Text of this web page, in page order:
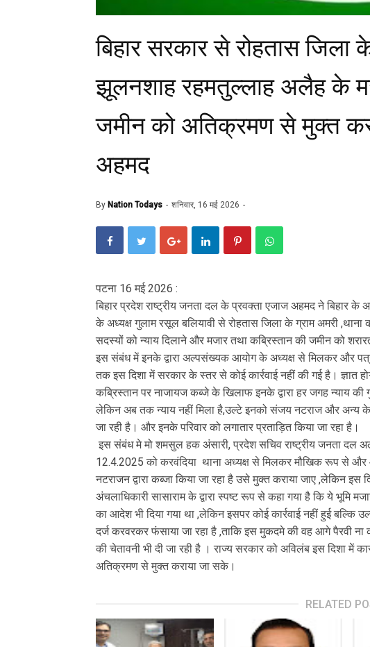
बिहार सरकार से रोहतास
झूलनशाह रहमतुल्लाह अलैह के
जमीन को अतिक्रमण से मुक्त
अहमद
By Nation Todays शनिवार, 16 मई 2026
पटना 16 मई 2026 :
बिहार प्रदेश राष्ट्रीय जनता दल के प्रवक्ता एजाज अहमद ने
के अध्यक्ष गुलाम रसूल बलियावी से रोहतास जिला के ग्राम अमरी
सदस्यों को न्याय दिलाने और मजार तथा कब्रिस्तान की जमीन को
इस संबंध में इनके द्वारा अल्पसंख्यक आयोग के अध्यक्ष से मिलकर और
तक इस दिशा में सरकार के स्तर से कोई कार्रवाई नहीं की गई है।
कब्रिस्तान पर नाजायज कब्जे के खिलाफ इनके द्वारा हर जगह न्याय की
लेकिन अब तक न्याय नहीं मिला है,उल्टे इनको संजय नटराज और अन्य के
जा रही है। और इनके परिवार को लगातार प्रताड़ित किया जा रहा है।
इस संबंध मे मो शमसुल हक अंसारी, प्रदेश सचिव राष्ट्रीय जनता दल
12.4.2025 को करवंदिया थाना अध्यक्ष से मिलकर मौखिक रूप से
नटराजन द्वारा कब्जा किया जा रहा है उसे मुक्त कराया जाए ,लेकिन
अंचलाधिकारी सासाराम के द्वारा स्पष्ट रूप से कहा गया है कि ये भूमि
का आदेश भी दिया गया था ,लेकिन इसपर कोई कार्रवाई नहीं हुई
दर्ज करवरकर फंसाया जा रहा है ,ताकि इस मुकदमे की वह आगे पैरवी
की चेतावनी भी दी जा रही है । राज्य सरकार को अविलंब इस दिशा में
अतिक्रमण से मुक्त कराया जा सके।
RELATED